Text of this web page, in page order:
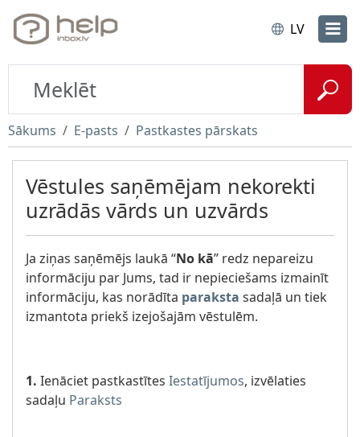
LV
Sākums E-pasts Pastkastes pārskats
Vēstules saņēmējam nekorekti
uzrādās vārds un uzvārds
Ja ziņas saņēmējs laukā “No kā” redz nepareizu
informāciju par Jums, tad ir nepieciešams izmainīt
informāciju, kas norādīta paraksta sadaļā un tiek
izmantota priekš izejošajām vēstulēm.
1. Ienāciet pastkastītes Iestatījumos, izvēlaties
sadaļu Paraksts